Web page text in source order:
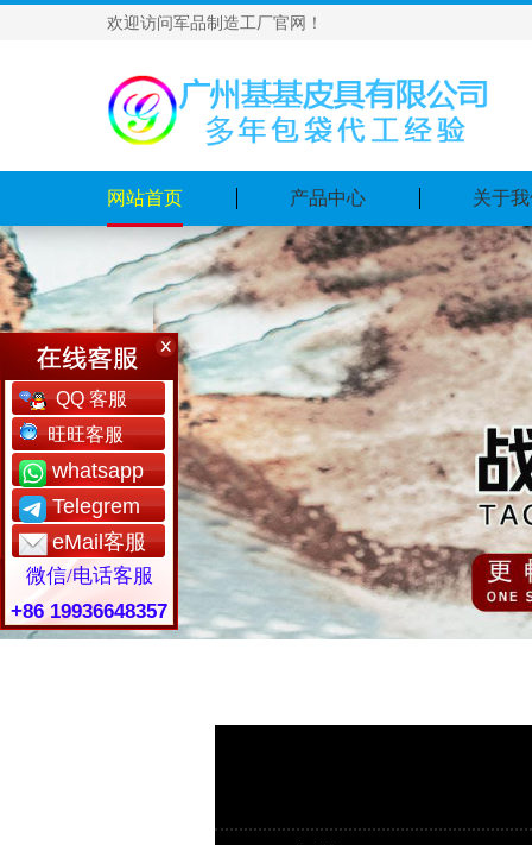
欢迎访问军品制造工厂官网！
网站首页 产品中心 关于
QQ 客服
旺旺客服
whatsapp
Telegrem
eMail客服
微信/电话客服
+86 19936648357